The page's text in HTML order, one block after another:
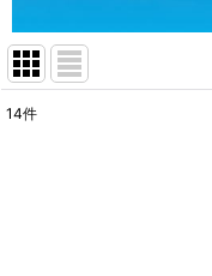
14件